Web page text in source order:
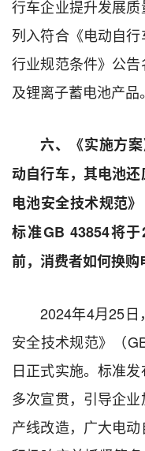
行车企业提升发展
列入符合《电动自
行业规范条件》公
及锂离子蓄电池产品。
六、《实施方
动自行车，其电池
电池安全技术规范
标准GB 43854将
前，消费者如何换购
2024年4月25
安全技术规范》（
日正式实施。标准
多次宣贯，引导企
产线改造，广大电